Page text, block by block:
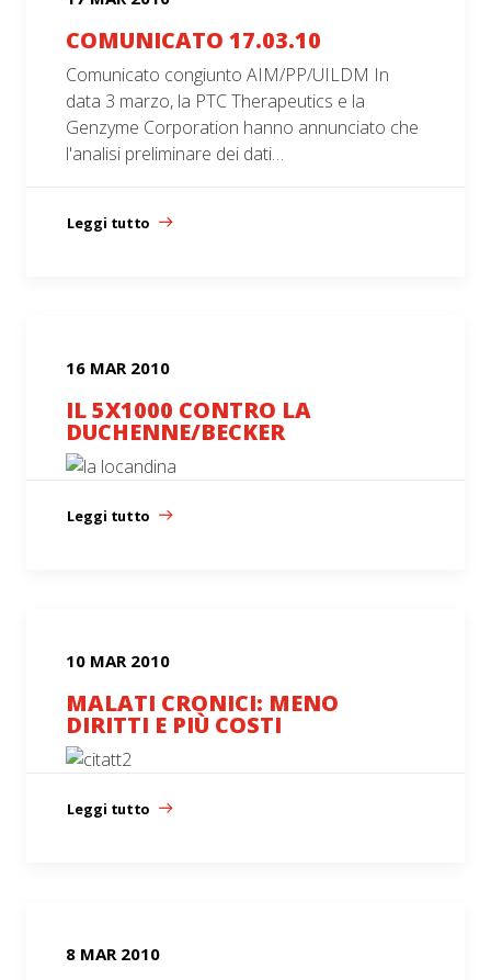
COMUNICATO 17.03.10
Comunicato congiunto AIM/PP/UILDM In
data 3 marzo, la PTC Therapeutics e la
Genzyme Corporation hanno annunciato che
l'analisi preliminare dei dati…
Leggi tutto
16 MAR 2010
IL 5X1000 CONTRO LA
DUCHENNE/BECKER
Leggi tutto
10 MAR 2010
MALATI CRONICI: MENO
DIRITTI E PIÙ COSTI
Leggi tutto
8 MAR 2010